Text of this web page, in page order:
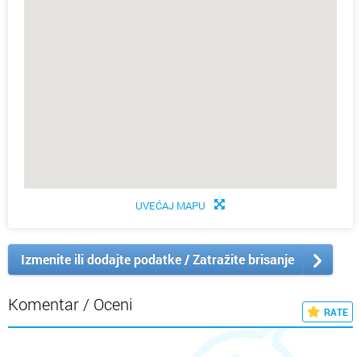
UVEĆAJ MAPU
Izmenite ili dodajte podatke / Zatražite brisanje
Komentar / Oceni RATE